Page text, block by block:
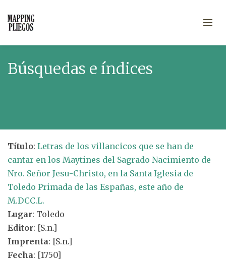
Búsquedas e índices
Título: Letras de los villancicos que se han de
cantar en los Maytines del Sagrado Nacimiento de
Nro. Señor Jesu-Christo, en la Santa Iglesia de
Toledo Primada de las Españas, este año de
M.DCC.L.
Lugar: Toledo
Editor: [S.n.]
Imprenta: [S.n.]
Fecha: [1750]